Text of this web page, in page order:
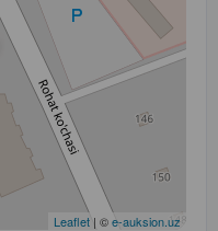
Leaflet | ©e-auksion.uz